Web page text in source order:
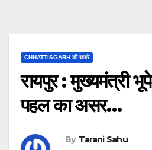
CHHATTISGARH की खबरें
रायपुर : मुख्यमंत्री
पहल का असर…
By Tarani Sahu